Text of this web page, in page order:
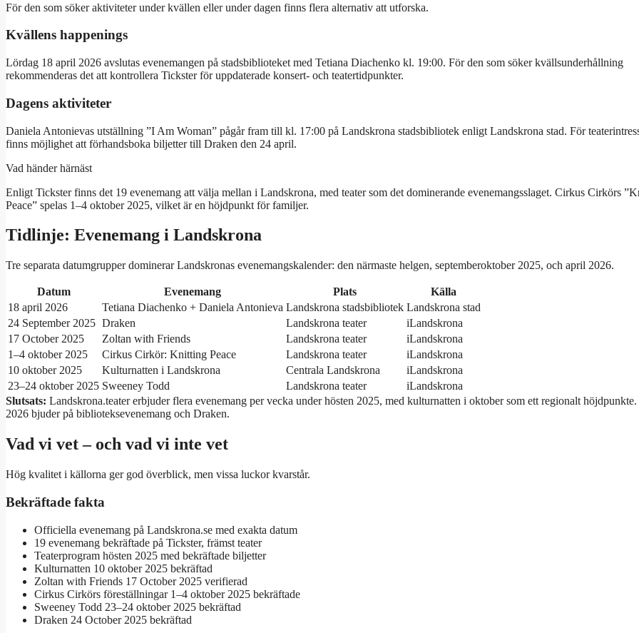
För den som söker aktiviteter under kvällen eller under dagen finns flera alternativ att utforska.
Kvällens happenings
Lördag 18 april 2026 avslutas evenemangen på stadsbiblioteket med Tetiana Diachenko kl. 19:00. För den som söker kvällsunderhållning
rekommenderas det att kontrollera Tickster för uppdaterade konsert- och teatertidpunkter.
Dagens aktiviteter
Daniela Antonievas utställning ”I Am Woman” pågår fram till kl. 17:00 på Landskrona stadsbibliotek enligt Landskrona stad. För
finns möjlighet att förhandsboka biljetter till Draken den 24 april.
Vad händer härnäst
Enligt Tickster finns det 19 evenemang att välja mellan i Landskrona, med teater som det dominerande evenemangsslaget. Cirkus Cirkörs
Peace” spelas 1–4 oktober 2025, vilket är en höjdpunkt för familjer.
Tidlinje: Evenemang i Landskrona
Tre separata datumgrupper dominerar Landskronas evenemangskalender: den närmaste helgen, septemberoktober 2025, och april 2026.
Datum Evenemang Plats
Källa
18 april 2026
Tetiana Diachenko + Daniela Antonieva Landskrona stadsbibliotek Landskrona stad
24 September 2025 Draken Landskrona teater
iLandskrona
17 October 2025
Zoltan with Friends Landskrona teater
iLandskrona
1–4 oktober 2025
Cirkus Cirkör: Knitting Peace Landskrona teater
iLandskrona
10 oktober 2025
Kulturnatten i Landskrona Centrala Landskrona
iLandskrona
23–24 oktober 2025 Sweeney Todd Landskrona teater
iLandskrona
Slutsats: Landskrona.teater erbjuder flera evenemang per vecka under hösten 2025, med kulturnatten i oktober som ett regionalt
2026 bjuder på biblioteksevenemang och Draken.
Vad vi vet – och vad vi inte vet
Hög kvalitet i källorna ger god överblick, men vissa luckor kvarstår.
Bekräftade fakta
Officiella evenemang på Landskrona.se med exakta datum
19 evenemang bekräftade på Tickster, främst teater
Teaterprogram hösten 2025 med bekräftade biljetter
Kulturnatten 10 oktober 2025 bekräftad
Zoltan with Friends 17 October 2025 verifierad
Cirkus Cirkörs föreställningar 1–4 oktober 2025 bekräftade
Sweeney Todd 23–24 oktober 2025 bekräftad
Draken 24 October 2025 bekräftad